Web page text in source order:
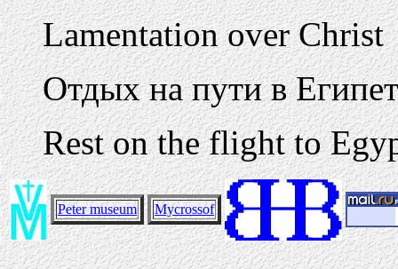
Lamentation over Christ
Отдых на пути в
Rest on the flight to
Peter museum Mycrossof